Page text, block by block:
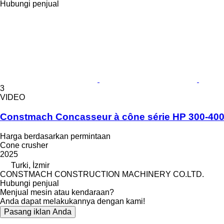
Hubungi penjual
3
VIDEO
Constmach Concasseur à cône série HP 300-
Harga berdasarkan permintaan
Cone crusher
2025
Turki, İzmir
CONSTMACH CONSTRUCTION MACHINERY CO.LTD.
Hubungi penjual
Menjual mesin atau kendaraan?
Anda dapat melakukannya dengan kami!
Pasang iklan Anda